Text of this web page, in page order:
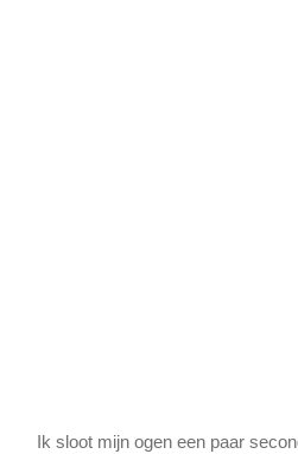
Ik sloot mijn ogen een paar